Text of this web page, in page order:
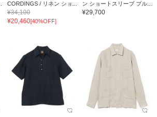
CORDINGS / リネン ショ...
¥34,100
¥20,460[40%OFF]
ン ショートスリーブ プル...
¥29,700